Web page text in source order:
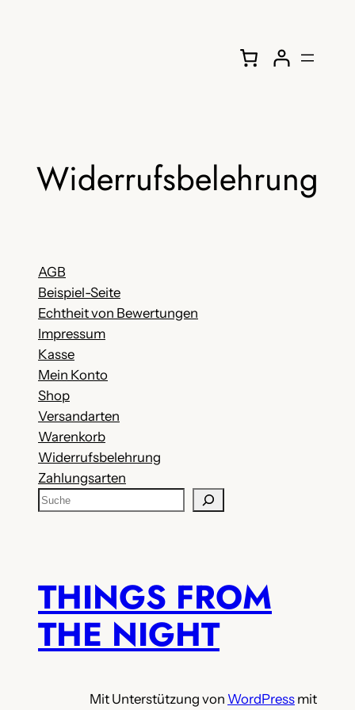
Widerrufsbelehrung
AGB
Beispiel-Seite
Echtheit von Bewertungen
Impressum
Kasse
Mein Konto
Shop
Versandarten
Warenkorb
Widerrufsbelehrung
Zahlungsarten
S
THINGS FROM
THE NIGHT
Mit Unterstützung von WordPress mit